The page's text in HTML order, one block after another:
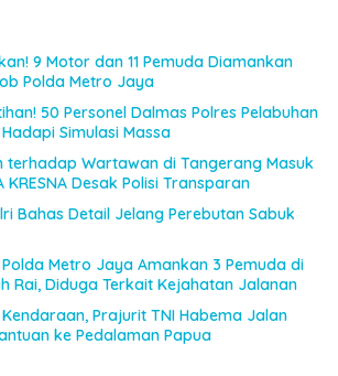
9 Motor dan 11 Pemuda Diamankan
Polda Metro Jaya
50 Personel Dalmas Polres Pelabuhan
Simulasi Massa
terhadap Wartawan di Tangerang Masuk
KRESNA Desak Polisi Transparan
Bahas Detail Jelang Perebutan Sabuk
Metro Jaya Amankan 3 Pemuda di
Rai, Diduga Terkait Kejahatan Jalanan
Prajurit TNI Habema Jalan
ke Pedalaman Papua